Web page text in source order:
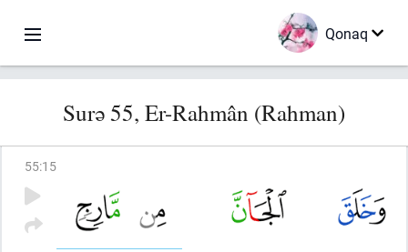
Qonaq
Surə 55, Er-Rahmân (Rahman)
55:15